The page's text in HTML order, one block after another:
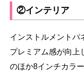
②インテリア
インストルメントパ
プレミアム感が向上
のほか8インチカラ